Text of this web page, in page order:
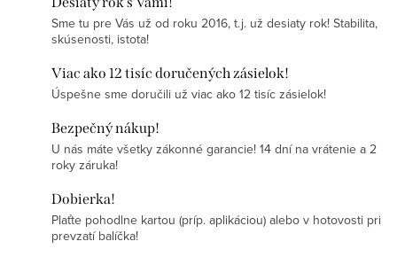
Sme tu pre Vás už od roku 2016, t.j. už desiaty rok! Stabilita,
skúsenosti, istota!
Viac ako 12 tisíc doručených zásielok!
Úspešne sme doručili už viac ako 12 tisíc zásielok!
Bezpečný nákup!
U nás máte všetky zákonné garancie! 14 dní na vrátenie a 2
roky záruka!
Dobierka!
Plaťte pohodlne kartou (príp. aplikáciou) alebo v hotovosti pri
prevzatí balíčka!